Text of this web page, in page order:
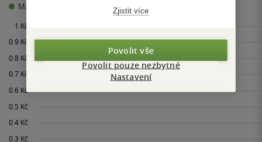
Maloobchodní cena Minimální prodejní cena:
Zjistit více
Povolit vše
Povolit pouze nezbytné
Nastavení